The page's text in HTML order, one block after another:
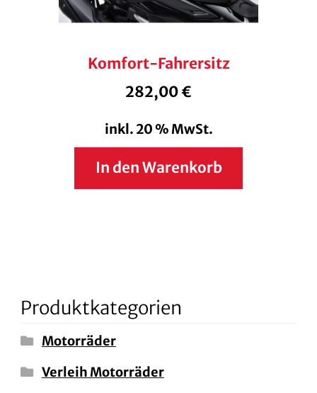
Komfort-Fahrersitz
282,00€
inkl. 20 % MwSt.
In den Warenkorb
Produktkategorien
Motorräder
Verleih Motorräder